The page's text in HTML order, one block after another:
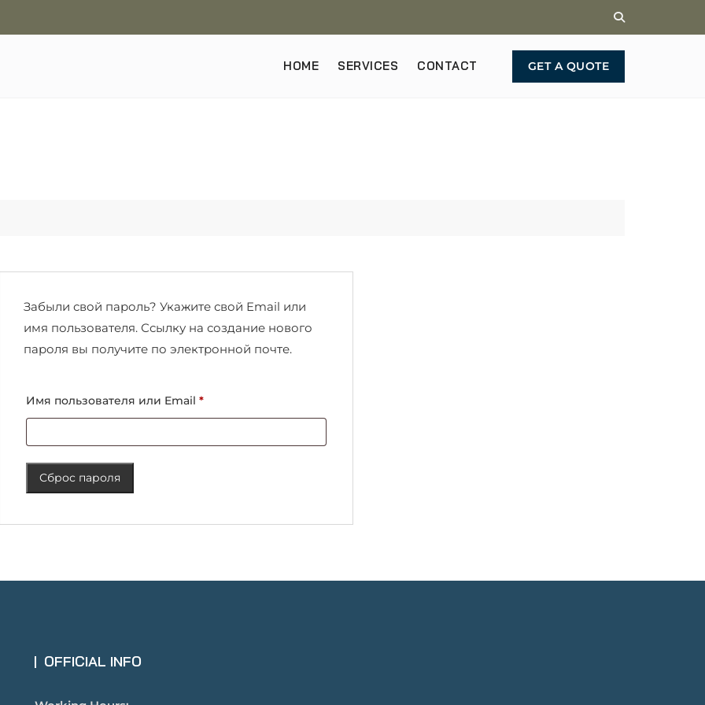
HOME SERVICES CONTACT GET A QUOTE
Забыли свой пароль? Укажите свой Email или
имя пользователя. Ссылку на создание нового
пароля вы получите по электронной почте.
Имя пользователя или Email *Обязательно
Сброс пароля
OFFICIAL INFO